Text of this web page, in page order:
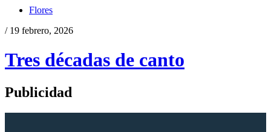
Flores
/ 19 febrero, 2026
Tres décadas de canto
Publicidad